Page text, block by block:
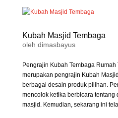
Kubah Masjid Tembaga
oleh dimasbayus
Pengrajin Kubah Tembaga Rumah
merupakan pengrajin Kubah
berbagai desain produk pilihan.
mencolok ketika berbicara tentang
masjid. Kemudian, sekarang ini